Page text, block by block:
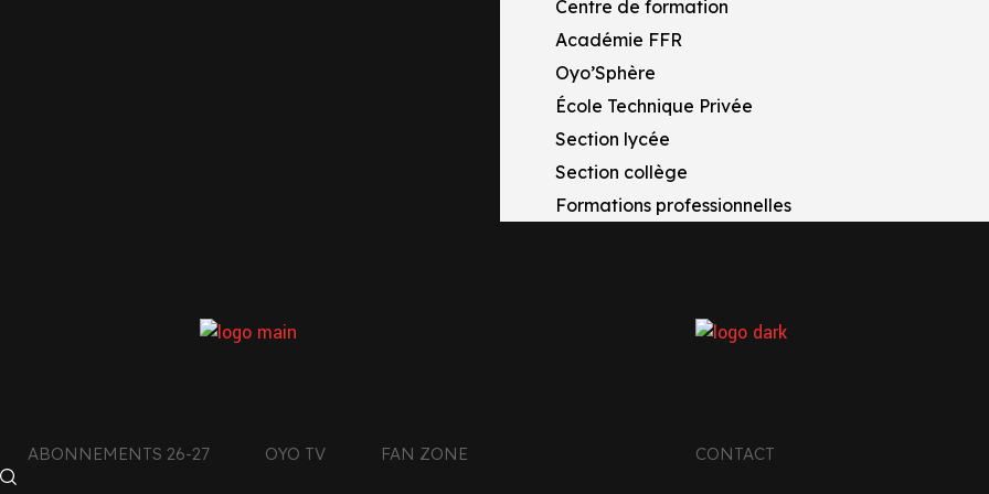
Centre de formation
Académie FFR
Oyo’Sphère
École Technique Privée
Section lycée
Section collège
Formations professionnelles
ABONNEMENTS 26-27 OYO TV FAN ZONE CONTACT